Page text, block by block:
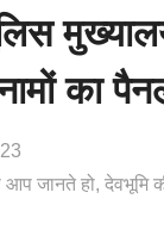
का
आप जानते हो देवभूमि